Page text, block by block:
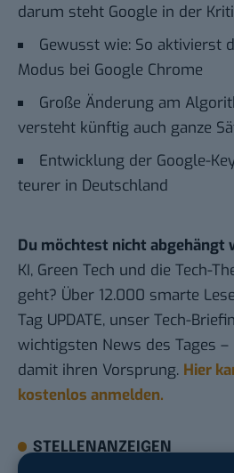
darum steht Google in der
Gewusst wie: So aktivierst
Modus bei Google Chrome
Große Änderung am
versteht künftig auch ganze
Entwicklung der Google-
teurer in Deutschland
Du möchtest nicht abgehängt
KI, Green Tech und die Tech-
geht? Über 12.000 smarte
Tag UPDATE, unser Tech-
wichtigsten News des Tages
damit ihren Vorsprung. Hier
kostenlos anmelden.
STELLENANZEIGEN